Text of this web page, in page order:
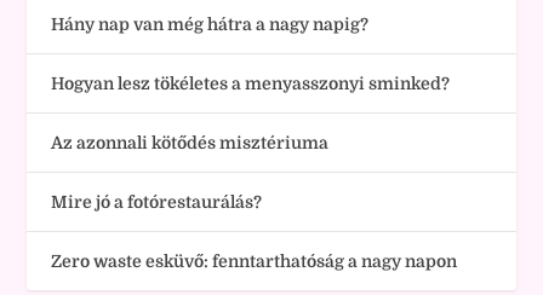
Hány nap van még hátra a nagy napig?
Hogyan lesz tökéletes a menyasszonyi sminked?
Az azonnali kötődés misztériuma
Mire jó a fotórestaurálás?
Zero waste esküvő: fenntarthatóság a nagy napon